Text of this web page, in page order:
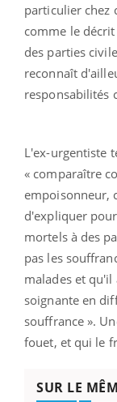
particulier chez
comme le
des parties
reconnaît
responsabilités
L'ex-urgentiste
« comparaître
empoisonneur,
d'expliquer
mortels à des
pas les
malades et qu'il
soignante en
souffrance ».
fouet, et qui le
SUR LE